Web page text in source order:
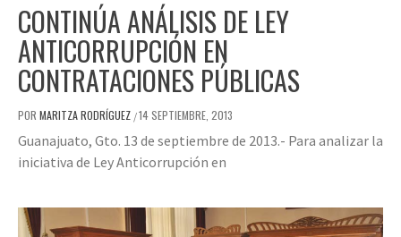
CONTINÚA ANÁLISIS DE LEY
ANTICORRUPCIÓN EN
CONTRATACIONES PÚBLICAS
POR MARITZA RODRÍGUEZ /14 SEPTIEMBRE, 2013
Guanajuato, Gto. 13 de septiembre de 2013.- Para analizar la
iniciativa de Ley Anticorrupción en